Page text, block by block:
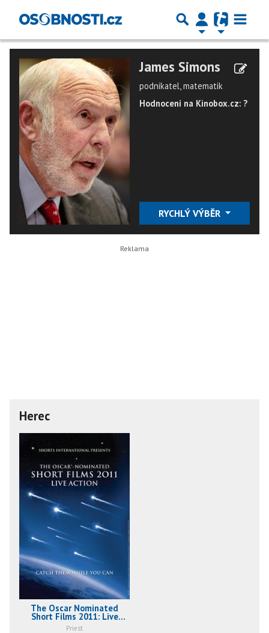
James Simons
podnikatel, matematik
Hodnocení na Kinobox.cz: ?
RYCHLÝ VÝBĚR
Herec
The Oscar Nominated
Short Films 2011: Live
Action (2011)
Priest